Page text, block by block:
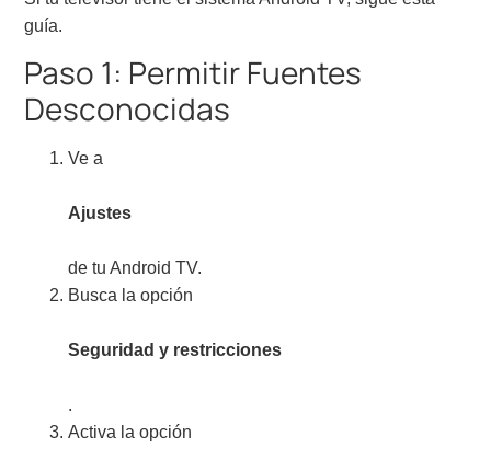
guía.
Paso 1: Permitir Fuentes
Desconocidas
Ve a
Ajustes
de tu Android TV.
Busca la opción
Seguridad y restricciones
.
Activa la opción